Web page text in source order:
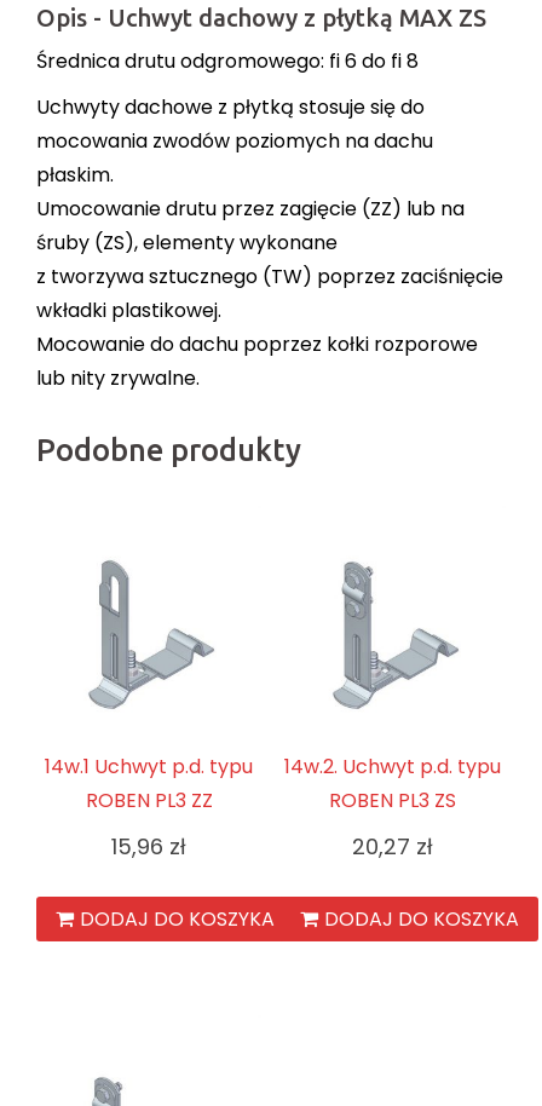
Opis - Uchwyt dachowy z płytką MAX ZS
Średnica drutu odgromowego: fi 6 do fi 8
Uchwyty dachowe z płytką stosuje się do
mocowania zwodów poziomych na dachu
płaskim.
Umocowanie drutu przez zagięcie (ZZ) lub na
śruby (ZS), elementy wykonane
z tworzywa sztucznego (TW) poprzez zaciśnięcie
wkładki plastikowej.
Mocowanie do dachu poprzez kołki rozporowe
lub nity zrywalne.
Podobne produkty
14w.1 Uchwyt p.d. typu
ROBEN PL3 ZZ
15,96 zł
DODAJ DO KOSZYKA
14w.2. Uchwyt p.d. typu
ROBEN PL3 ZS
20,27 zł
DODAJ DO KOSZYKA